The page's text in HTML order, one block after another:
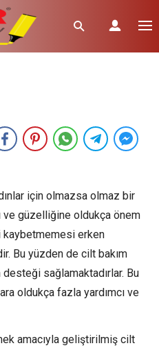
için olmazsa olmaz bir
ve güzelliğine oldukça önem
kaybetmemesi erken
Bu yüzden de cilt bakım
sağlamaktadırlar. Bu
oldukça fazla yardımcı ve
amacıyla geliştirilmiş cilt